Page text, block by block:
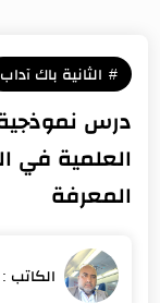
الثانية باك آداب
درس نموذجية
العلمية في
المعرفة